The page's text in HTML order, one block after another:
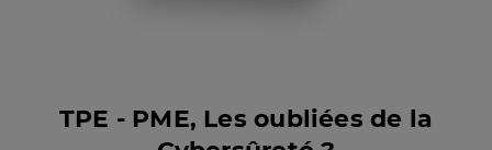
TPE - PME, Les oubliées de la